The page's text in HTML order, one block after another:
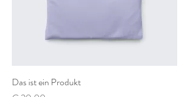
Das ist ein Produkt